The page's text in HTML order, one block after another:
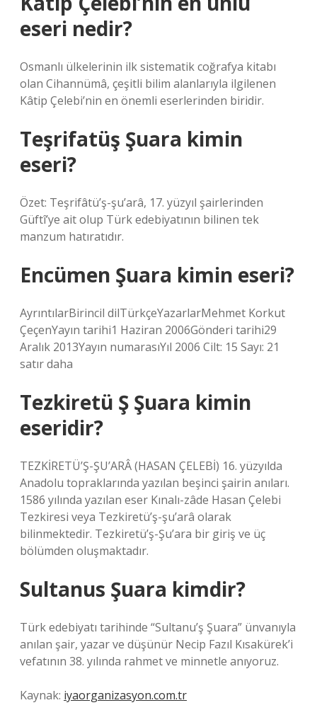
eseri nedir?
Osmanlı ülkelerinin ilk sistematik coğrafya kitabı
olan Cihannümâ, çeşitli bilim alanlarıyla ilgilenen
Kâtip Çelebi’nin en önemli eserlerinden biridir.
Teşrifatüş Şuara kimin
eseri?
Özet: Teşrifâtü’ş-şu’arâ, 17. yüzyıl şairlerinden
Güftî’ye ait olup Türk edebiyatının bilinen tek
manzum hatıratıdır.
Encümen Şuara kimin eseri?
AyrıntılarBirincil dilTürkçeYazarlarMehmet Korkut
ÇeçenYayın tarihi1 Haziran 2006Gönderi tarihi29
Aralık 2013Yayın numarasıYıl 2006 Cilt: 15 Sayı: 21
satır daha
Tezkiretü Ş Şuara kimin
eseridir?
TEZKİRETÜ’Ş-ŞU’ARÂ (HASAN ÇELEBİ) 16. yüzyılda
Anadolu topraklarında yazılan beşinci şairin anıları.
1586 yılında yazılan eser Kınalı-zâde Hasan Çelebi
Tezkiresi veya Tezkiretü’ş-şu’arâ olarak
bilinmektedir. Tezkiretü’ş-Şu’ara bir giriş ve üç
bölümden oluşmaktadır.
Sultanus Şuara kimdir?
Türk edebiyatı tarihinde “Sultanu’ş Şuara” ünvanıyla
anılan şair, yazar ve düşünür Necip Fazıl Kısakürek’i
vefatının 38. yılında rahmet ve minnetle anıyoruz.
Kaynak: iyaorganizasyon.com.tr